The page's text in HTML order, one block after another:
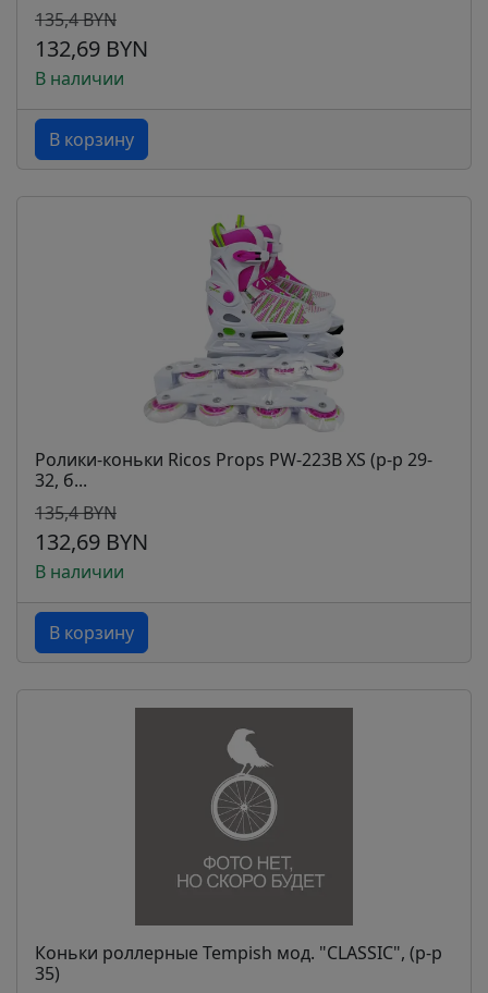
135,4 BYN
132,69 BYN
В наличии
В корзину
Ролики-коньки Ricos Props PW-223B XS (р-р 29-
32, б...
135,4 BYN
132,69 BYN
В наличии
В корзину
Коньки роллерные Tempish мод. "CLASSIC", (р-р
35)